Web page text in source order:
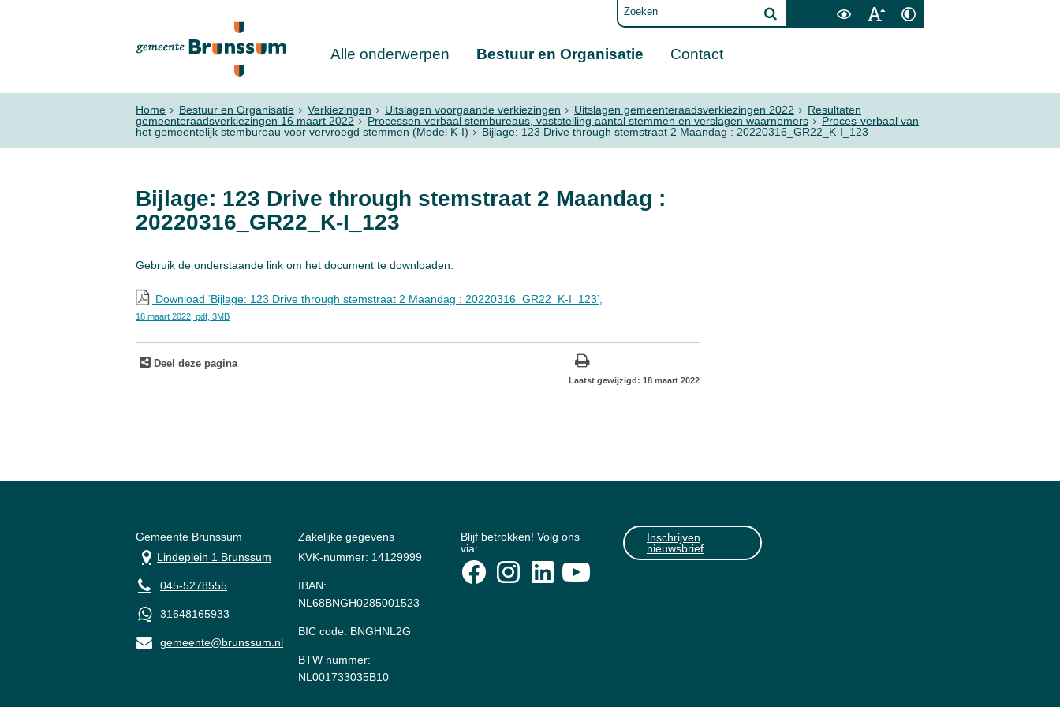
Alle onderwerpen Bestuur en Organisatie Contact
Home Bestuur en Organisatie Verkiezingen Uitslagen voorgaande verkiezingen Uitslagen gemeenteraadsverkiezingen 2022
Resultaten
gemeenteraadsverkiezingen 16 maart 2022
Processen-verbaal stembureaus, vaststelling aantal stemmen en verslagen waarnemers
Proces-verbaal van
het gemeentelijk stembureau voor vervroegd stemmen (Model K-I)
Bijlage: 123 Drive through stemstraat 2 Maandag : 20220316_GR22_K-I_123
Bijlage: 123 Drive through stemstraat 2 Maandag :
20220316_GR22_K-I_123
Gebruik de onderstaande link om het document te downloaden.
Download ‘Bijlage: 123 Drive through stemstraat 2 Maandag : 20220316_GR22_K-I_123’,
18 maart 2022, pdf , 3MB
Deel deze pagina
Laatst gewijzigd: 18 maart 2022
Gemeente Brunssum
Lindeplein 1 Brunssum
045-5278555
31648165933
gemeente@brunssum.nl
Zakelijke gegevens
KVK-nummer: 14129999
IBAN:
NL68BNGH0285001523
BIC code: BNGHNL2G
BTW nummer:
NL001733035B10
Blijf betrokken! Volg ons
via:
Inschrijven
nieuwsbrief